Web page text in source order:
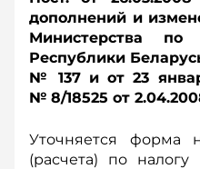
дополнений и
Министерства
Республики
№ 137 и от 23
№ 8/18525 от
Уточняется форма
(расчета) по